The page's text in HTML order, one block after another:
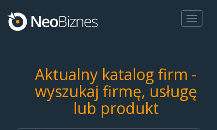
Toggle
Aktualny katalog firm -
wyszukaj firmę, usługę
lub produkt